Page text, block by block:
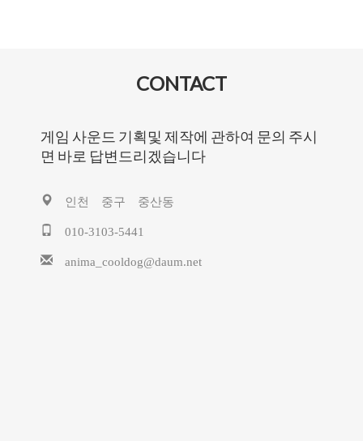
CONTACT
게임 사운드 기획및 제작에 관하여 문의 주시
면 바로 답변드리겠습니다
인천 중구 중산동
010-3103-5441
anima_cooldog@daum.net